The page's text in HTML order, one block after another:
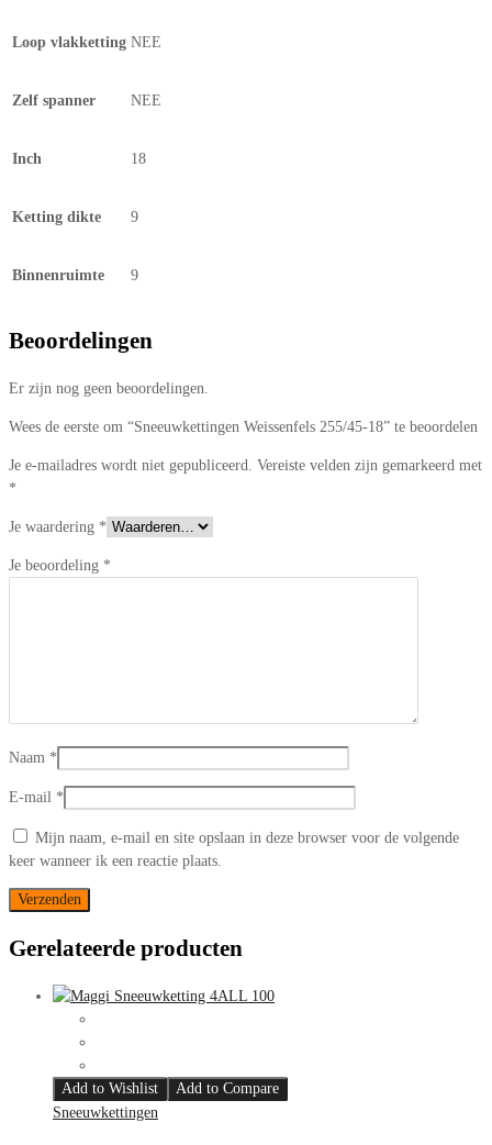
Loop vlakketting NEE
Zelf spanner NEE
Inch 18
Ketting dikte 9
Binnenruimte 9
Beoordelingen
Er zijn nog geen beoordelingen.
Wees de eerste om “Sneeuwkettingen Weissenfels 255/45-18” te beoordelen
Je e-mailadres wordt niet gepubliceerd. Vereiste velden zijn gemarkeerd met
*
Je waardering *
Je beoordeling *
Naam *
E-mail *
Mijn naam, e-mail en site opslaan in deze browser voor de volgende
keer wanneer ik een reactie plaats.
Gerelateerde producten
Add to Wishlist
Add to Compare
Sneeuwkettingen